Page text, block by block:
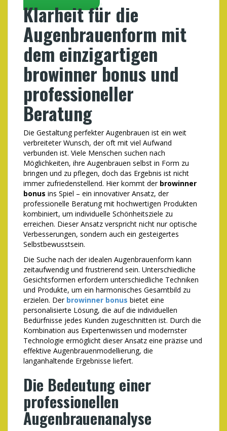
Klarheit für die
Augenbrauenform mit
dem einzigartigen
browinner bonus und
professioneller
Beratung
Die Gestaltung perfekter Augenbrauen ist ein weit
verbreiteter Wunsch, der oft mit viel Aufwand
verbunden ist. Viele Menschen suchen nach
Möglichkeiten, ihre Augenbrauen selbst in Form zu
bringen und zu pflegen, doch das Ergebnis ist nicht
immer zufriedenstellend. Hier kommt der browinner
bonus ins Spiel – ein innovativer Ansatz, der
professionelle Beratung mit hochwertigen Produkten
kombiniert, um individuelle Schönheitsziele zu
erreichen. Dieser Ansatz verspricht nicht nur optische
Verbesserungen, sondern auch ein gesteigertes
Selbstbewusstsein.
Die Suche nach der idealen Augenbrauenform kann
zeitaufwendig und frustrierend sein. Unterschiedliche
Gesichtsformen erfordern unterschiedliche Techniken
und Produkte, um ein harmonisches Gesamtbild zu
erzielen. Der browinner bonus bietet eine
personalisierte Lösung, die auf die individuellen
Bedürfnisse jedes Kunden zugeschnitten ist. Durch die
Kombination aus Expertenwissen und modernster
Technologie ermöglicht dieser Ansatz eine präzise und
effektive Augenbrauenmodellierung, die
langanhaltende Ergebnisse liefert.
Die Bedeutung einer
professionellen
Augenbrauenanalyse